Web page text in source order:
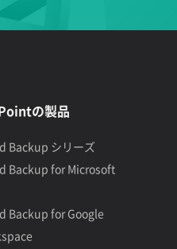
の製品
Backup シリーズ
Backup for Microsoft
Backup for Google